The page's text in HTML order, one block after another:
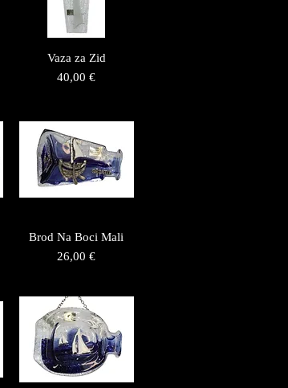
Vaza za Zid
Price
40,00 €
Brod Na Boci Mali
Price
26,00 €